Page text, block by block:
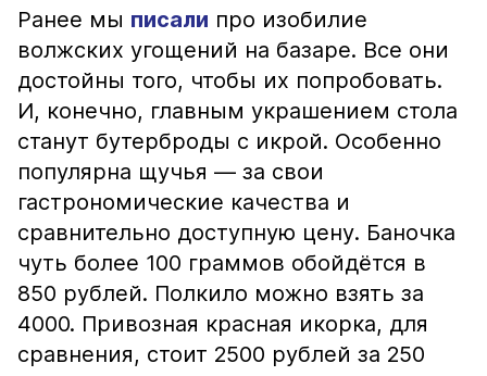
Ранее мы писали про изобилие
волжских угощений на базаре. Все они
достойны того, чтобы их попробовать.
И, конечно, главным украшением стола
станут бутерброды с икрой. Особенно
популярна щучья — за свои
гастрономические качества и
сравнительно доступную цену. Баночка
чуть более 100 граммов обойдётся в
850 рублей. Полкило можно взять за
4000. Привозная красная икорка, для
сравнения, стоит 2500 рублей за 250